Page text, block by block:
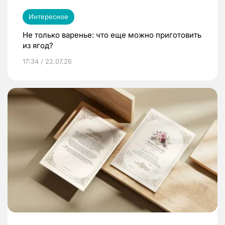
Интересное
Не только варенье: что еще можно приготовить
из ягод?
17:34 / 22.07.26